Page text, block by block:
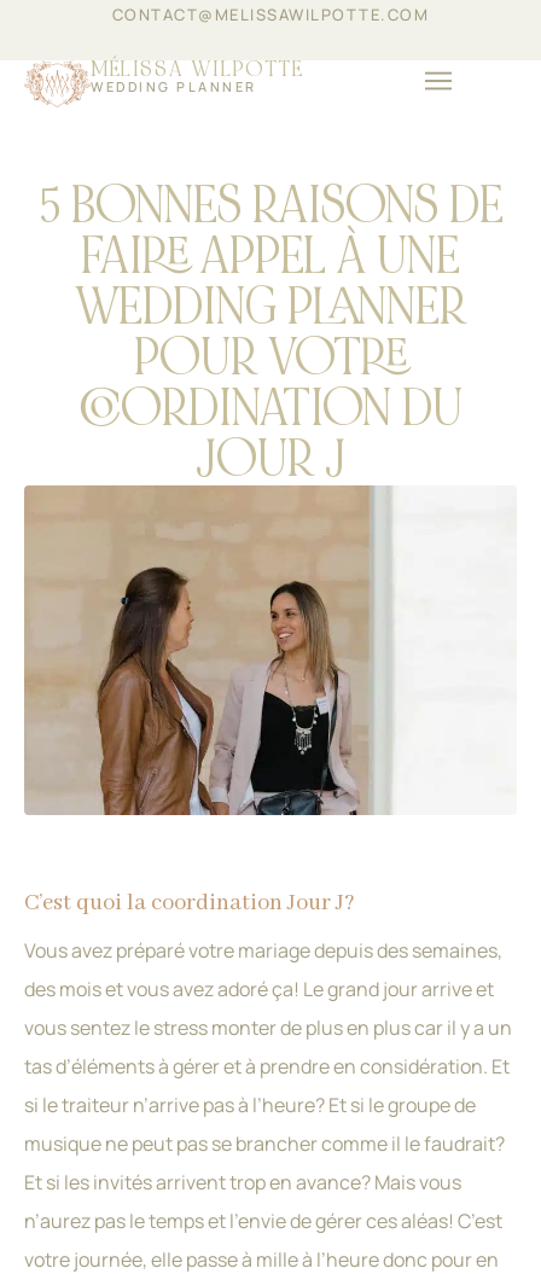
CONTACT@MELISSAWILPOTTE.COM
MÉLISSA WILPOTTE
WEDDING PLANNER
5 BONNES RAISONS DE
FAIRE APPEL À UNE
WEDDING PLANNER
POUR VOTRE
COORDINATION DU
JOUR J
C’est quoi la coordination Jour J?
Vous avez préparé votre mariage depuis des semaines,
des mois et vous avez adoré ça! Le grand jour arrive et
vous sentez le stress monter de plus en plus car il y a un
tas d’éléments à gérer et à prendre en considération. Et
si le traiteur n’arrive pas à l’heure? Et si le groupe de
musique ne peut pas se brancher comme il le faudrait?
Et si les invités arrivent trop en avance? Mais vous
n’aurez pas le temps et l’envie de gérer ces aléas! C’est
votre journée, elle passe à mille à l’heure donc pour en